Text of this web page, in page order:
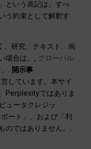
という表記は、すべ
う約束として解釈す
、研究、テキスト、画
場合は、, グローバル
. 開示事
しています。本サイ
Perplexityではありま
ュータクレジッ
ート」、および「利
のではありません。.